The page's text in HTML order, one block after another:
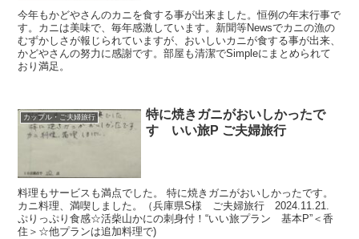
今年もかどやさんのカニを食する事が出来ました。恒例の年末行事で
す。カニは美味で、毎年感激しています。新聞等Newsでカニの漁の
むずかしさが報じられていますが、おいしいカニが食する事が出来、
かどやさんの努力に感謝です。部屋も清潔でSimpleにまとめられて
おり満足。
カップル・ご夫婦旅行
特に焼きガニがおいしかったで
す いい旅P ご夫婦旅行
料理もサービスも満点でした。 特に焼きガニがおいしかったです。
カニ料理、満喫しました。（兵庫県S様 ご夫婦旅行 2024.11.21.
ぷりっぷり食感☆活柴山かにの刺身付！“いい旅プラン 基本P”＜香
住＞☆他プランは追加料理で)